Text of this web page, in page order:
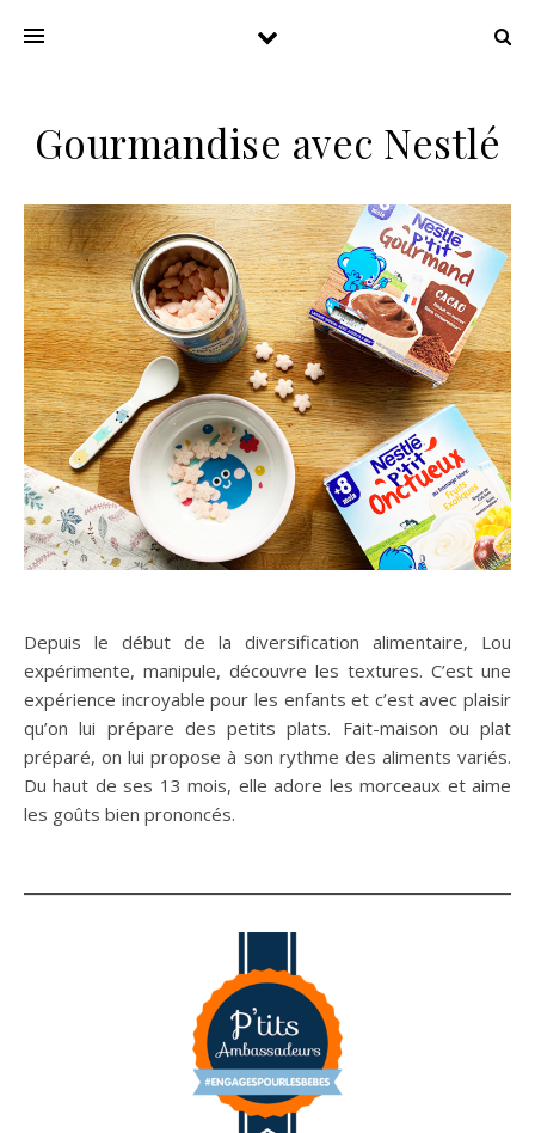
Facebook
sur Twittersur Instagram
Facebook
sur Twittersur Instagram
Gourmandise avec Nestlé
Depuis le début de la diversification alimentaire, Lou
expérimente, manipule, découvre les textures. C’est une
expérience incroyable pour les enfants et c’est avec plaisir
qu’on lui prépare des petits plats. Fait-maison ou plat
préparé, on lui propose à son rythme des aliments variés.
Du haut de ses 13 mois, elle adore les morceaux et aime
les goûts bien prononcés.